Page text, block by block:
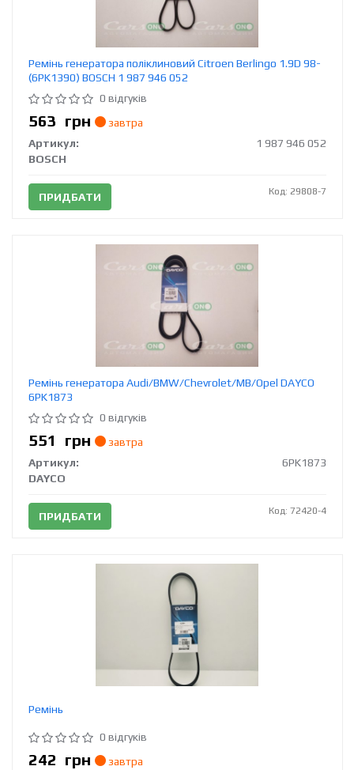
Ремінь генератора поліклиновий Citroen Berlingo 1.9D 98-
(6PK1390) BOSCH 1 987 946 052
0 відгуків
563 грн
завтра
Артикул:
1 987 946 052
BOSCH
ПРИДБАТИ Код: 29808-7
Ремінь генератора Audi/BMW/Chevrolet/MB/Opel DAYCO
6PK1873
0 відгуків
551 грн
завтра
Артикул:
6PK1873
DAYCO
ПРИДБАТИ Код: 72420-4
Ремінь
0 відгуків
242 грн
завтра